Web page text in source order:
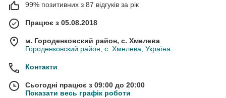
99% позитивних з 87 відгуків за рік
Працює з 05.08.2018
м. Городенковский район, с. Хмелева
Городенковский район, с. Хмелева, Україна
Контакти
Сьогодні працює з 09:00 до 20:00
Показати весь графік роботи